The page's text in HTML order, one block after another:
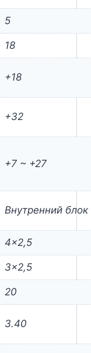
5
18
+18
+32
+7 ~ +27
Внутренний блок
4×2,5
3×2,5
20
3.40